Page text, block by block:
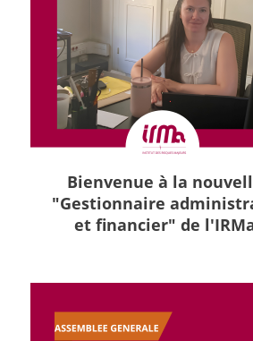
Bienvenue à la
"Gestionnaire
et financier" de